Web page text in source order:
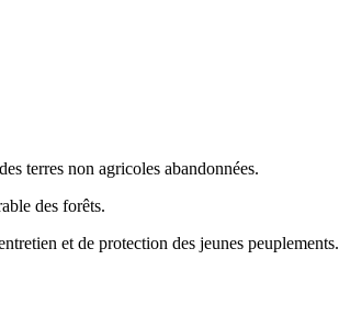
terres non agricoles abandonnées.
des forêts.
et de protection des jeunes peuplements.